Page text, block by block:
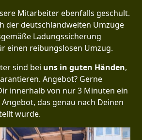
Mitarbeiter ebenfalls geschult.
der deutschlandweiten Umzüge
Ladungssicherung
einen reibungslosen Umzug.
sind bei uns in guten Händen,
Angebot? Gerne
innerhalb von nur 3 Minuten ein
das genau nach Deinen
wurde.